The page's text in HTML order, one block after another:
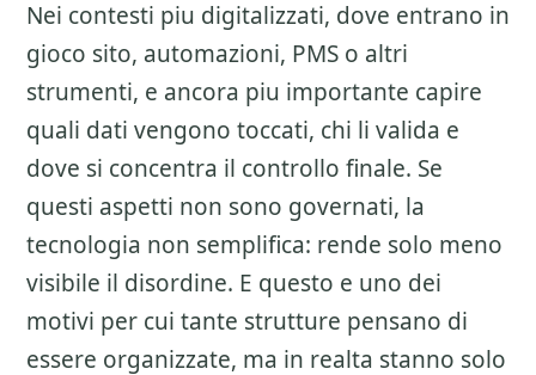
Nei contesti piu digitalizzati, dove entrano in
gioco sito, automazioni, PMS o altri
strumenti, e ancora piu importante capire
quali dati vengono toccati, chi li valida e
dove si concentra il controllo finale. Se
questi aspetti non sono governati, la
tecnologia non semplifica: rende solo meno
visibile il disordine. E questo e uno dei
motivi per cui tante strutture pensano di
essere organizzate, ma in realta stanno solo